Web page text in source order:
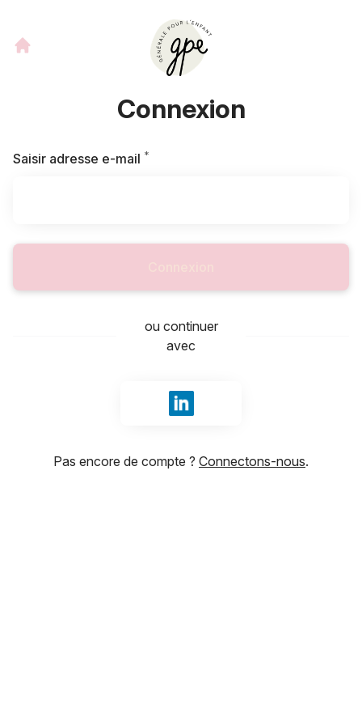
Connexion
Saisir adresse e-mail *
ou continuer
avec
Se connecter avec LinkedIn
Pas encore de compte ? Connectons-nous.